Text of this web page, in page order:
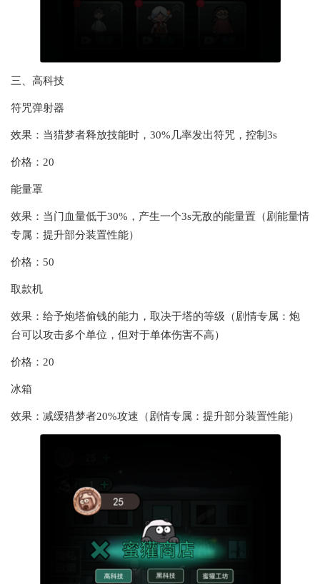
三、高科技
符咒弹射器
效果：当猎梦者释放技能时，30%几率发出符咒，控制3s
价格：20
能量罩
效果：当门血量低于30%，产生一个3s无敌的能量置（剧能量情
专属：提升部分装置性能）
价格：50
取款机
效果：给予炮塔偷钱的能力，取决于塔的等级（剧情专属：炮
台可以攻击多个单位，但对于单体伤害不高）
价格：20
冰箱
效果：减缓猎梦者20%攻速（剧情专属：提升部分装置性能）